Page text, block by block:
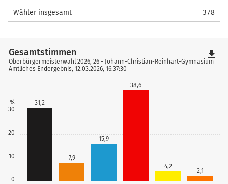
Wähler insgesamt 378
0
10
20
30
% 31,2
7,9
15,9
38,6
4,2
2,1
Gesamtstimmen
Oberbürgermeisterwahl 2026, 26 - Johann-Christian-Reinhart-Gymnasium
Amtliches Endergebnis, 12.03.2026, 16:37:30
file_download